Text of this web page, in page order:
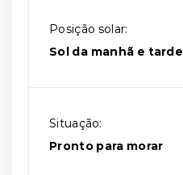
Posição solar:
Sol da manhã e tarde
Situação:
Pronto para morar